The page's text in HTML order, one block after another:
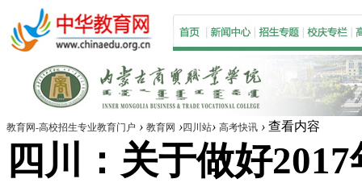
教育网-高校招生专业教育门户 › 教育网 ›四川站› 高考快讯 › 查看内容
四川：关于做好